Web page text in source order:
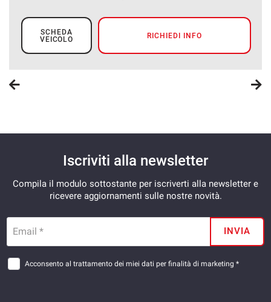
SCHEDA
VEICOLO
RICHIEDI INFO
Iscriviti alla newsletter
Compila il modulo sottostante per iscriverti alla newsletter e
ricevere aggiornamenti sulle nostre novità.
Email * INVIA
Acconsento al trattamento dei miei dati per finalità di marketing *